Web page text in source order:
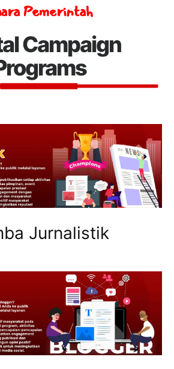
Pemerintah
Campaign
Jurnalistik